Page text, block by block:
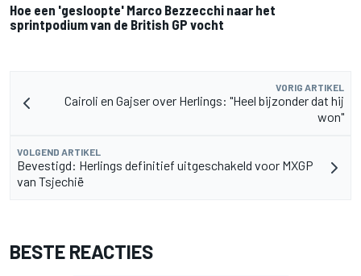
Hoe een 'gesloopte' Marco Bezzecchi naar het
sprintpodium van de British GP vocht
VORIG ARTIKEL
Cairoli en Gajser over Herlings: "Heel bijzonder dat hij
won"
VOLGEND ARTIKEL
Bevestigd: Herlings definitief uitgeschakeld voor MXGP
van Tsjechië
BESTE REACTIES